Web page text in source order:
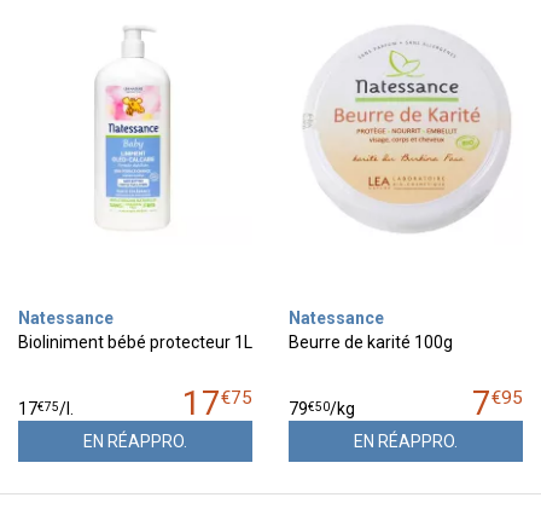
Natessance
Bioliniment bébé protecteur 1L
17€75
17€75/
EN RÉAPPRO.
Natessance
Beurre de karité 100g
7€95
79€50/kg
EN RÉAPPRO.